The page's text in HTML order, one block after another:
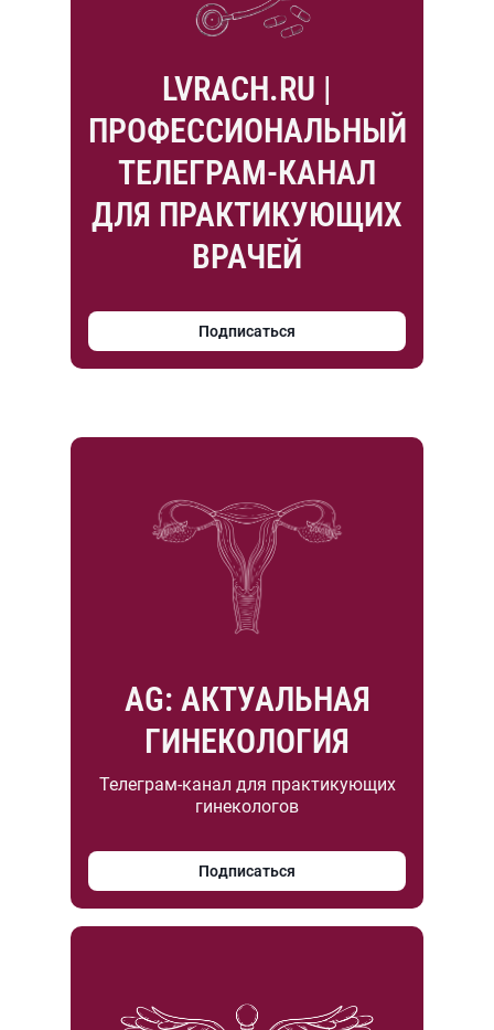
LVRACH.RU |
ПРОФЕССИОНАЛЬНЫЙ
ТЕЛЕГРАМ-КАНАЛ
ДЛЯ ПРАКТИКУЮЩИХ
ВРАЧЕЙ
Подписаться
AG: АКТУАЛЬНАЯ
ГИНЕКОЛОГИЯ
Телеграм-канал для практикующих
гинекологов
Подписаться